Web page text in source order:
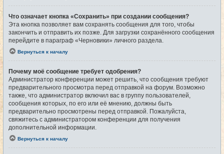
Что означает кнопка «Сохранить» при создании сообщения?
Эта кнопка позволяет вам сохранять сообщения для того, чтобы
закончить и отправить их позже. Для загрузки сохранённого сообщения
перейдите в параграф «Черновики» личного раздела.
Вернуться к началу
Почему моё сообщение требует одобрения?
Администратор конференции может решить, что сообщения требуют
предварительного просмотра перед отправкой на форум. Возможно
также, что администратор включил вас в группу пользователей,
сообщения которых, по его или её мнению, должны быть
предварительно просмотрены перед отправкой. Пожалуйста,
свяжитесь с администратором конференции для получения
дополнительной информации.
Вернуться к началу